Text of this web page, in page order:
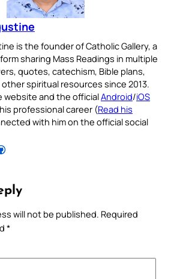
is the founder of Catholic Gallery, a
sharing Mass Readings in multiple
quotes, catechism, Bible plans,
spiritual resources since 2013.
website and the officialAndroid/iOS
professional career (Read his
with him on the official social
will not be published. Required
*